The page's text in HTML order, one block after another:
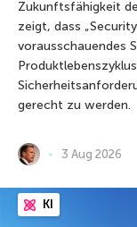
Zukunftsfähigkeit
zeigt, dass
vorausschauendes
gerecht zu werden.
3 Aug 2026
KI